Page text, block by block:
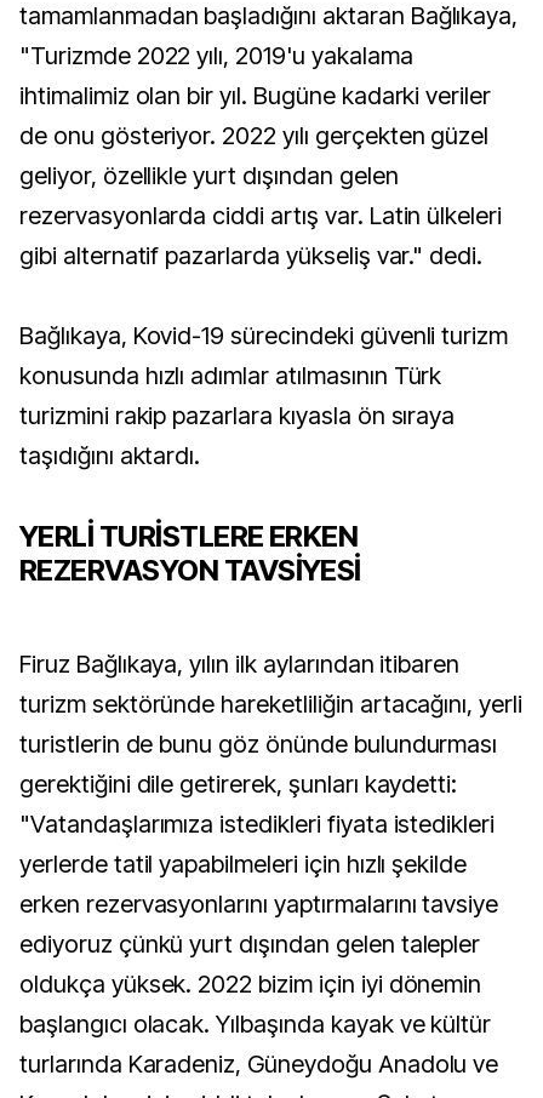
tamamlanmadan başladığını aktaran Bağlıkaya,
"Turizmde 2022 yılı, 2019'u yakalama
ihtimalimiz olan bir yıl. Bugüne kadarki veriler
de onu gösteriyor. 2022 yılı gerçekten güzel
geliyor, özellikle yurt dışından gelen
rezervasyonlarda ciddi artış var. Latin ülkeleri
gibi alternatif pazarlarda yükseliş var." dedi.
Bağlıkaya, Kovid-19 sürecindeki güvenli turizm
konusunda hızlı adımlar atılmasının Türk
turizmini rakip pazarlara kıyasla ön sıraya
taşıdığını aktardı.
YERLİ TURİSTLERE ERKEN
REZERVASYON TAVSİYESİ
Firuz Bağlıkaya, yılın ilk aylarından itibaren
turizm sektöründe hareketliliğin artacağını, yerli
turistlerin de bunu göz önünde bulundurması
gerektiğini dile getirerek, şunları kaydetti:
"Vatandaşlarımıza istedikleri fiyata istedikleri
yerlerde tatil yapabilmeleri için hızlı şekilde
erken rezervasyonlarını yaptırmalarını tavsiye
ediyoruz çünkü yurt dışından gelen talepler
oldukça yüksek. 2022 bizim için iyi dönemin
başlangıcı olacak. Yılbaşında kayak ve kültür
turlarında Karadeniz, Güneydoğu Anadolu ve